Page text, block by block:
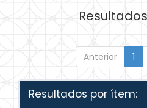
Resultados
Anterior 1
Resultados por ítem: